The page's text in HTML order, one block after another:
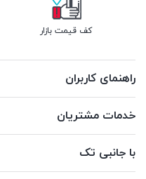
کف قیمت بازار
راهنمای کاربران
خدمات مشتریان
با جانبی تک